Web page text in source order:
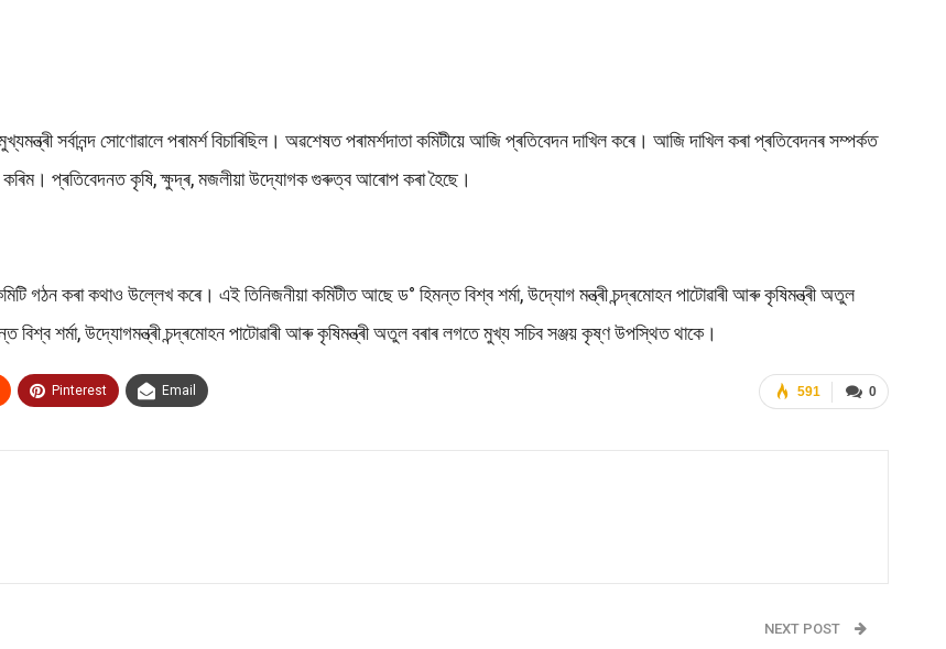
সৰ্বানন্দ সোণোৱালে পৰামৰ্শ বিচাৰিছিল। অৱশেষত পৰামৰ্শদাতা কমিটীয়ে আজি প্ৰতিবেদন দাখিল কৰে। আজি দাখিল কৰা প্ৰতিবেদনৰ সম্পৰ্কত
কৰিম। প্ৰতিবেদনত কৃষি, ক্ষুদ্ৰ, মজলীয়া উদ্যোগক গুৰুত্ব আৰোপ কৰা হৈছে।
গঠন কৰা কথাও উল্লেখ কৰে। এই তিনিজনীয়া কমিটীত আছে ড° হিমন্ত বিশ্ব শৰ্মা, উদ্যোগ মন্ত্ৰী চন্দ্ৰমোহন পাটোৱাৰী আৰু কৃষিমন্ত্ৰী অতুল
বিশ্ব শৰ্মা, উদ্যোগমন্ত্ৰী চন্দ্ৰমোহন পাটোৱাৰী আৰু কৃষিমন্ত্ৰী অতুল বৰাৰ লগতে মুখ্য সচিব সঞ্জয় কৃষ্ণ উপস্থিত থাকে।
0
591
Pinterest Email
NEXT POST